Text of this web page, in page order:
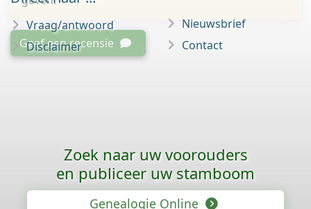
Geef een recensie
Vraag/antwoord
Disclaimer
Nieuwsbrief
Contact
Zoek naar uw voorouders
en publiceer uw stamboom
Genealogie Online